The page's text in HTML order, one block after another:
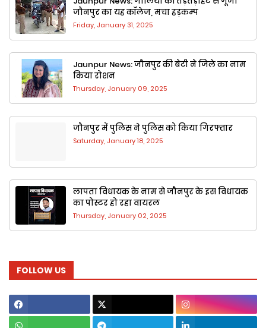
जौनपुर का यह कॉलेज, मचा हड़कम्प
Friday, January 31, 2025
Jaunpur News: जौनपुर की बेटी ने जिले का नाम
किया रोशन
Thursday, January 09, 2025
जौनपुर में पुलिस ने पुलिस को किया गिरफ्तार
Saturday, January 18, 2025
लापता विधायक के नाम से जौनपुर के ​इस वि​धायक
का पोस्टर हो रहा वायरल
Thursday, January 02, 2025
FOLLOW US